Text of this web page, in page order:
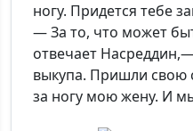
ногу. Придется тебе
— За то, что может
отвечает
выкупа. Пришли свою
за ногу мою жену. И